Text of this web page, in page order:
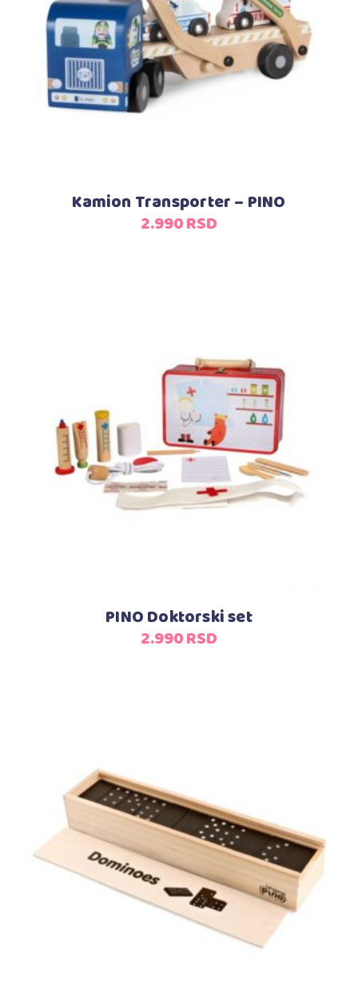
Dodaj u korpu
Kamion Transporter – PINO
2.990RSD
Dodaj u korpu
PINO Doktorski set
2.990RSD
Dodaj u korpu